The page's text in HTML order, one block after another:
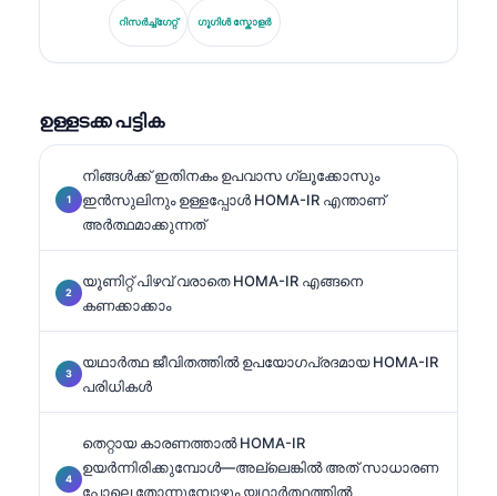
വർഷത്തെ വിദഗ്ധത കൊണ്ടുവരുന്നു. ജർമ്മൻ
സൊസൈറ്റി ഫോർ ക്ലിനിക്കൽ കെമistryയുടെ മുൻ
## (continued).
റിസർച്ച്ഗേറ്റ് ഗൂഗിൾ സ്കോളർ
ഉള്ളടക്ക പട്ടിക
നിങ്ങൾക്ക് ഇതിനകം ഉപവാസ ഗ്ലൂക്കോസും
ഇൻസുലിനും ഉള്ളപ്പോൾ HOMA-IR എന്താണ്
അർത്ഥമാക്കുന്നത്
യൂണിറ്റ് പിഴവ് വരാതെ HOMA-IR എങ്ങനെ
കണക്കാക്കാം
യഥാർത്ഥ ജീവിതത്തിൽ ഉപയോഗപ്രദമായ HOMA-IR
പരിധികൾ
തെറ്റായ കാരണത്താൽ HOMA-IR
ഉയർന്നിരിക്കുമ്പോൾ—അല്ലെങ്കിൽ അത് സാധാരണ
പോലെ തോന്നുമ്പോഴും യഥാർത്ഥത്തിൽ